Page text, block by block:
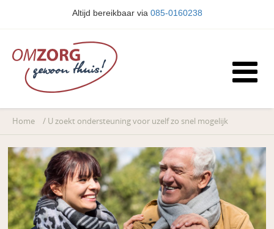
Altijd bereikbaar via 085-0160238
Home / U zoekt ondersteuning voor uzelf zo snel mogelijk